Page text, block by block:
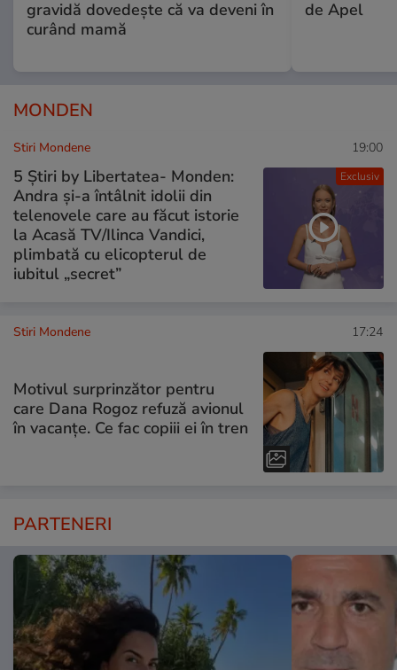
gravidă dovedește că va deveni în
curând mamă
de Apel
MONDEN
Exclusiv
Stiri Mondene 19:00
5 Știri by Libertatea- Monden:
Andra și-a întâlnit idolii din
telenovele care au făcut istorie
la Acasă TV/Ilinca Vandici,
plimbată cu elicopterul de
iubitul „secret”
Stiri Mondene 17:24
Motivul surprinzător pentru
care Dana Rogoz refuză avionul
în vacanțe. Ce fac copiii ei în tren
PARTENERI